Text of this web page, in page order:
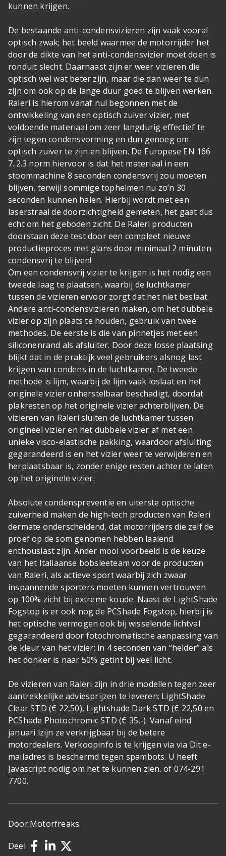
kunnen krijgen.
De bestaande anti-condensvizieren zijn vaak vooral
optisch zwak; het beeld waarmee de motorrijder het
door de dikte van het anti-condensvizier moet doen is
ronduit slecht. Daarnaast zijn er weer vizieren die
optisch wel wat beter zijn, maar die dan weer te dun
zijn om ook op de lange duur goed te blijven werken.
Raleri is hierom vanaf nul begonnen met de
ontwikkeling van een optisch zuiver vizier, met
voldoende materiaal om zeer langdurig effectief te
zijn tegen condensvorming en dun genoeg om
optisch zuiver te zijn en blijven. De Europese EN 166
7..2.3 norm hiervoor is dat het materiaal in een
stoommachine 8 seconden condensvrij zou moeten
blijven, terwijl sommige tophelmen nu zo’n 30
seconden kunnen halen. Hierbij wordt met een
laserstraal de doorzichtigheid gemeten, het gaat dus
echt om het geboden zicht. De Raleri producten
doorstaan deze test door een compleet nieuwe
productieproces met glans door minimaal 2 minuten
condensvrij te blijven!
Om een condensvrij vizier te krijgen is het nodig een
tweede laag te plaatsen, waarbij de luchtkamer
tussen de vizieren ervoor zorgt dat het niet beslaat.
Andere anti-condensvizieren maken, om het dubbele
vizier op zijn plaats te houden, gebruik van twee
methodes. De eerste is die van pinnetjes met een
siliconenrand als afsluiter. Door deze losse plaatsing
blijkt dat in de praktijk veel gebruikers alsnog last
krijgen van condens in de luchtkamer. De tweede
methode is lijm, waarbij de lijm vaak loslaat en het
originele vizier onherstelbaar beschadigt, doordat
plakresten op het originele vizier achterblijven. De
vizieren van Raleri sluiten de luchtkamer tussen
origineel vizier en het dubbele vizier af met een
unieke visco-elastische pakking, waardoor afsluiting
gegarandeerd is en het vizier weer te verwijderen en
herplaatsbaar is, zonder enige resten achter te laten
op het originele vizier.
Absolute condenspreventie en uiterste optische
zuiverheid maken de high-tech producten van Raleri
dermate onderscheidend, dat motorrijders die zelf de
proef op de som genomen hebben laaiend
enthousiast zijn. Ander mooi voorbeeld is de keuze
van het Italiaanse bobsleeteam voor de producten
van Raleri, als actieve sport waarbij zich zwaar
inspannende sporters moeten kunnen vertrouwen
op 100% zicht bij extreme koude. Naast de LightShade
Fogstop is er ook nog de PCShade Fogstop, hierbij is
het optische vermogen ook bij wisselende lichtval
gegarandeerd door fotochromatische aanpassing van
de kleur van het vizier; in 4 seconden van “helder” als
het donker is naar 50% getint bij veel licht.
De vizieren van Raleri zijn in drie modellen tegen zeer
aantrekkelijke adviesprijzen te leveren: LightShade
Clear STD (€ 22,50), Lightshade Dark STD (€ 22,50 en
PCShade Photochromic STD (€ 35,-). Vanaf eind
januari lzijn ze verkrijgbaar bij de betere
motordealers. Verkoopinfo is te krijgen via via Dit e-
mailadres is beschermd tegen spambots. U heeft
Javascript nodig om het te kunnen zien. of 074-291
7700.
Door:Motorfreaks
Deel